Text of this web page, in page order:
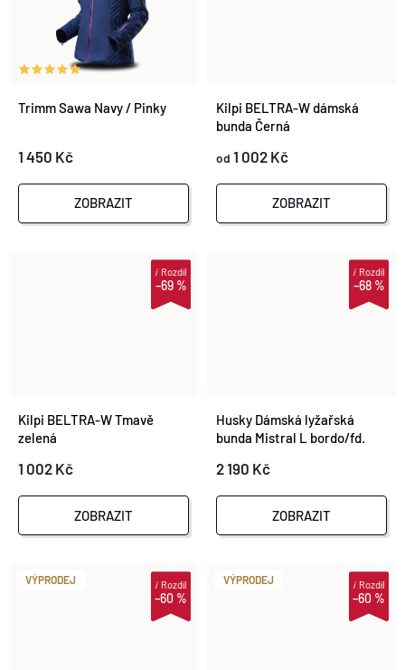
K
Ů
U
K
T
Ů
Trimm Sawa Navy / Pinky
1 450 Kč
ZOBRAZIT
Kilpi BELTRA-W dámská
bunda Černá
od 1 002 Kč
ZOBRAZIT
–69 %
iRozdíl
Kilpi BELTRA-W Tmavě
zelená
1 002 Kč
ZOBRAZIT
–68 %
iRozdíl
Husky Dámská lyžařská
bunda Mistral L bordo/fd.
2 190 Kč
ZOBRAZIT
VÝPRODEJ
–60 %
iRozdíl VÝPRODEJ
–60 %
iRozdíl